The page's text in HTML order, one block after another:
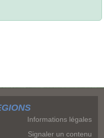
Informations légales
Signaler un contenu